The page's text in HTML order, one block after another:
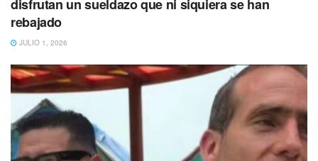
este inmueble y terminó de edificarse a principios del
2017; tuvo un monto de inversión que rebasa los 95
No dejes de Leer
disfrutan un sueldazo que ni siquiera se han
rebajado
JULIO 1, 2026